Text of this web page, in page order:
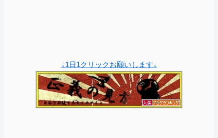
↓1日1クリックお願いします↓